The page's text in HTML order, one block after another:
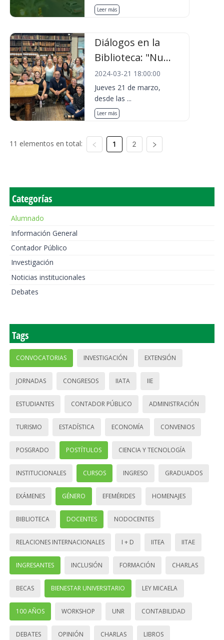
Leer más
Diálogos en la
Biblioteca: "Nu...
2024-03-21 18:00:00
Jueves 21 de marzo,
desde las ...
Leer más
11 elementos en total: 1 2
Categorías
Alumnado
Información General
Contador Público
Investigación
Noticias institucionales
Debates
Tags
CONVOCATORIAS INVESTIGACIÓN EXTENSIÓN
JORNADAS CONGRESOS IIATA IIE
ESTUDIANTES CONTADOR PÚBLICO ADMINISTRACIÓN
TURISMO ESTADÍSTICA ECONOMÍA CONVENIOS
POSGRADO POSTÍTULOS CIENCIA Y TECNOLOGÍA
INSTITUCIONALES CURSOS INGRESO GRADUADOS
EXÁMENES GÉNERO EFEMÉRIDES HOMENAJES
BIBLIOTECA DOCENTES NODOCENTES
RELACIONES INTERNACIONALES I + D IITEA IITAE
INGRESANTES INCLUSIÓN FORMACIÓN CHARLAS
BECAS BIENESTAR UNIVERSITARIO LEY MICAELA
100 AÑOS WORKSHOP UNR CONTABILIDAD
DEBATES OPINIÓN CHARLAS LIBROS